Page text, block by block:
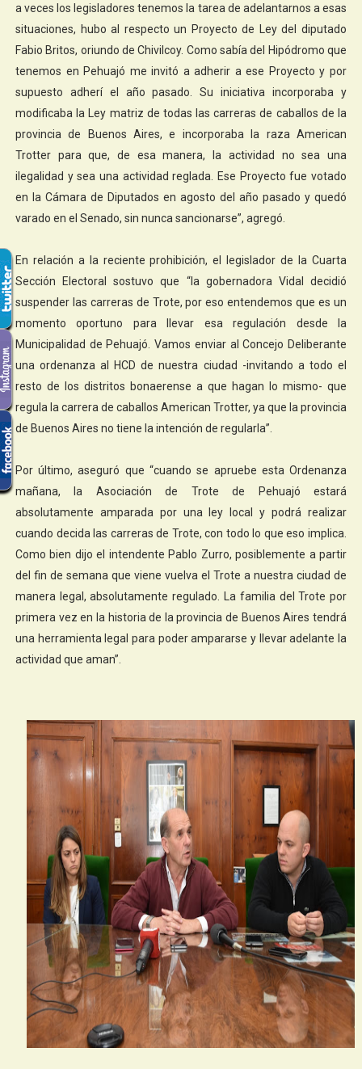
a veces los legisladores tenemos la tarea de adelantarnos a esas
situaciones, hubo al respecto un Proyecto de Ley del diputado
Fabio Britos, oriundo de Chivilcoy. Como sabía del Hipódromo que
tenemos en Pehuajó me invitó a adherir a ese Proyecto y por
supuesto adherí el año pasado. Su iniciativa incorporaba y
modificaba la Ley matriz de todas las carreras de caballos de la
provincia de Buenos Aires, e incorporaba la raza American
Trotter para que, de esa manera, la actividad no sea una
ilegalidad y sea una actividad reglada. Ese Proyecto fue votado
en la Cámara de Diputados en agosto del año pasado y quedó
varado en el Senado, sin nunca sancionarse”, agregó.
En relación a la reciente prohibición, el legislador de la Cuarta
Sección Electoral sostuvo que “la gobernadora Vidal decidió
suspender las carreras de Trote, por eso entendemos que es un
momento oportuno para llevar esa regulación desde la
Municipalidad de Pehuajó. Vamos enviar al Concejo Deliberante
una ordenanza al HCD de nuestra ciudad -invitando a todo el
resto de los distritos bonaerense a que hagan lo mismo- que
regula la carrera de caballos American Trotter, ya que la provincia
de Buenos Aires no tiene la intención de regularla”.
Por último, aseguró que “cuando se apruebe esta Ordenanza
mañana, la Asociación de Trote de Pehuajó estará
absolutamente amparada por una ley local y podrá realizar
cuando decida las carreras de Trote, con todo lo que eso implica.
Como bien dijo el intendente Pablo Zurro, posiblemente a partir
del fin de semana que viene vuelva el Trote a nuestra ciudad de
manera legal, absolutamente regulado. La familia del Trote por
primera vez en la historia de la provincia de Buenos Aires tendrá
una herramienta legal para poder ampararse y llevar adelante la
actividad que aman”.